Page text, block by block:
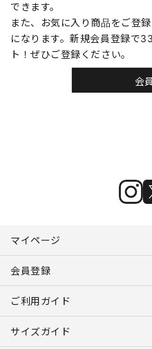
できます。
また、お気に入り商品をご登
になります。新規会員登録で
ト！ぜひご登録ください。
会
マイページ
会員登録
ご利用ガイド
サイズガイド